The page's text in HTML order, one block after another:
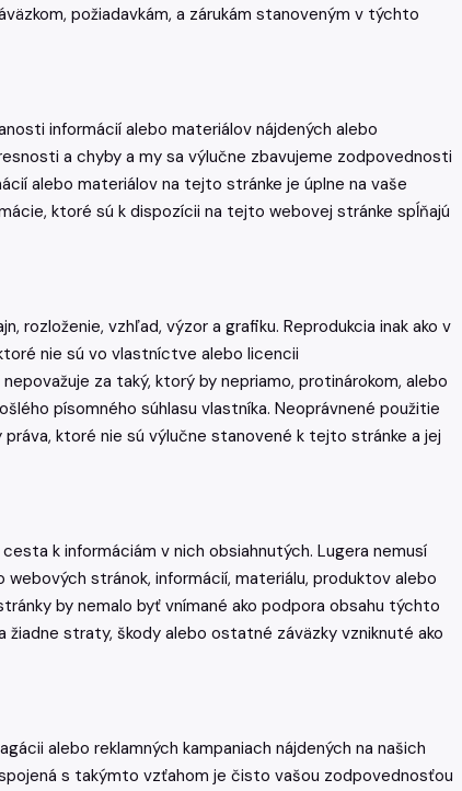
požiadavkám, a zárukám stanoveným v týchto
informácií alebo materiálov nájdených alebo
a chyby a my sa výlučne zbavujeme zodpovednosti
alebo materiálov na tejto stránke je úplne na vaše
ktoré sú k dispozícii na tejto webovej stránke spĺňajú
rozloženie, vzhľad, výzor a grafiku. Reprodukcia inak ako v
nie sú vo vlastníctve alebo licencii
za taký, ktorý by nepriamo, protinárokom, alebo
písomného súhlasu vlastníka. Neoprávnené použitie
ktoré nie sú výlučne stanovené k tejto stránke a jej
k informáciám v nich obsiahnutých. Lugera nemusí
stránok, informácií, materiálu, produktov alebo
by nemalo byť vnímané ako podpora obsahu týchto
žiadne straty, škody alebo ostatné záväzky vzniknuté ako
alebo reklamných kampaniach nájdených na našich
s takýmto vzťahom je čisto vašou zodpovednosťou